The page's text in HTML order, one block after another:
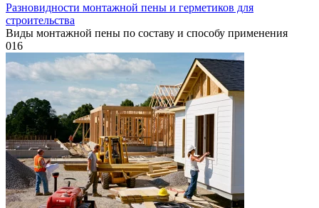
Разновидности монтажной пены и герметиков для
строительства
Виды монтажной пены по составу и способу применения
016